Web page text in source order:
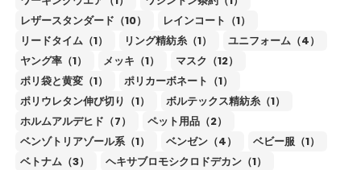
レザースタンダード（10）
レインコート（1）
リードタイム（1）
リング精紡糸（1）
ユニフォーム（4）
ヤング率（1）
メッキ（1）
マスク（12）
ポリ袋と黄変（1）
ポリカーボネート（1）
ポリウレタン伸び切り（1）
ボルテックス精紡糸（1）
ホルムアルデヒド（7）
ペット用品（2）
ベンゾトリアゾール系（1）
ベンゼン（4）
ベビー服（1）
ベトナム（3）
ヘキサブロモシクロドデカン（1）